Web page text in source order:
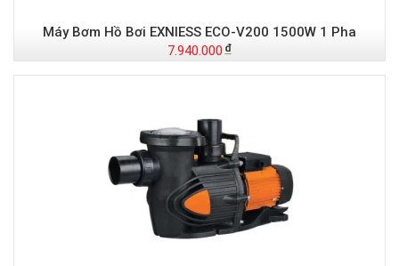
Máy Bơm Hồ Bơi EXNIESS ECO-V200 1500W 1 Pha
7.940.000